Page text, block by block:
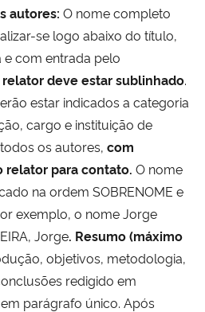
autores: O nome completo
se logo abaixo do título,
e com entrada pelo
deve estar sublinhado.
estar indicados a categoria
cargo e instituição de
os autores, com
para contato. O nome
na ordem SOBRENOME e
exemplo, o nome Jorge
Jorge. Resumo (máximo
objetivos, metodologia,
redigido em
parágrafo único. Após